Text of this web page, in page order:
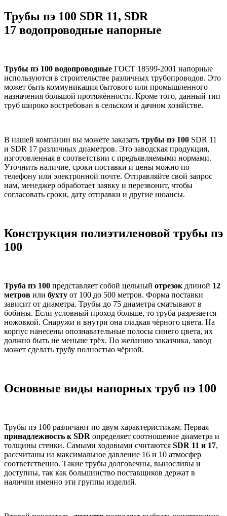
Трубы пэ 100 SDR 11, SDR
17 водопроводные напорные
Трубы пэ 100 водопроводные ГОСТ 18599-2001 напорные
используются в строительстве различных трубопроводов. Это
может быть коммуникация бытового или промышленного
назначения большой протяжённости. Кроме того, данный тип
труб широко востребован в сельском и дачном хозяйстве.
В нашей компании вы можете заказать трубы пэ 100 SDR 11
и SDR 17 различных диаметров. Это заводская продукция,
изготовленная в соответствии с предъявляемыми нормами.
Уточнить наличие, сроки поставки и цены можно по
телефону или электронной почте. Отправляйте свой запрос
нам, менеджер обработает заявку и перезвонит, чтобы
согласовать сроки, дату отправки и другие нюансы.
Конструкция полиэтиленовой трубы пэ
100
Труба пэ 100 представляет собой цельный отрезок длиной 12
метров или бухту от 100 до 500 метров. Форма поставки
зависит от диаметра. Трубы до 75 диаметра сматывают в
бобины. Если условный проход больше, то труба разрезается
ножовкой. Снаружи и внутри она гладкая чёрного цвета. На
корпус нанесены опознавательные полосы синего цвета, их
должно быть не меньше трёх. По желанию заказчика, завод
может сделать трубу полностью чёрной.
Основные виды напорных труб пэ 100
Трубы пэ 100 различают по двум характеристикам. Первая
принадлежность к SDR определяет соотношение диаметра и
толщины стенки. Самыми ходовыми считаются SDR 11 и 17,
рассчитаны на максимальное давление 16 и 10 атмосфер
соответственно. Такие трубы долговечны, выносливы и
доступны, так как большинство поставщиков держат в
наличии именно эти группы изделий.